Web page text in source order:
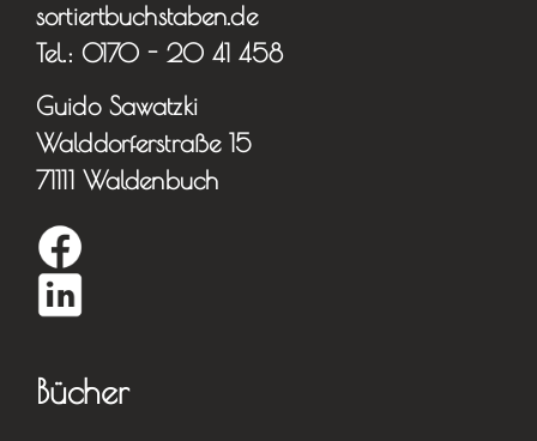
sortiertbuchstaben.de
Tel.: 0170 - 20 41 458
Guido Sawatzki
Walddorferstraße 15
71111 Waldenbuch
Bücher